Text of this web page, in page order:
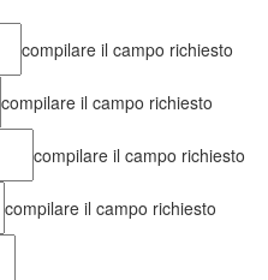
compilare il campo richiesto
compilare il campo richiesto
compilare il campo richiesto
compilare il campo richiesto